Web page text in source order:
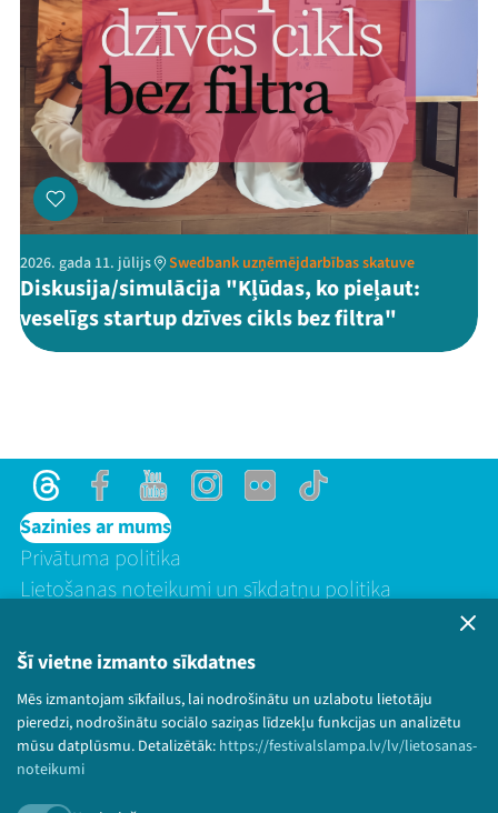
Šī vietne izmanto sīkdatnes
Mēs izmantojam sīkfailus, lai nodrošinātu un uzlabotu lietotāju
pieredzi, nodrošinātu sociālo saziņas līdzekļu funkcijas un analizētu
mūsu datplūsmu. Detalizētāk: https://festivalslampa.lv/lv/lietosanas-
noteikumi
2026. gada 11. jūlijs Swedbank uzņēmējdarbības skatuve
Diskusija/simulācija "Kļūdas, ko pieļaut:
veselīgs startup dzīves cikls bez filtra"
ThreadsFacebookYoutubeInstagram
Flick TikTok
Sazinies ar mums
Privātuma politika
Lietošanas noteikumi un sīkdatņu politika
© 2026 Sarunu festivāls LAMPA Visas tiesības
Piesakies jaunumiem!